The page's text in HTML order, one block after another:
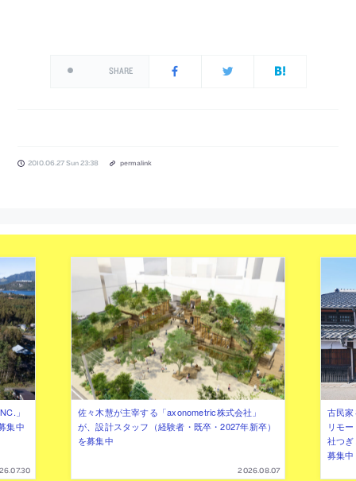
SHARE
2010.06.27 Sun 23:38 permalink
」
集中
佐々木慧が主宰する「axonometric株式会社」
が、設計スタッフ（経験者・既卒・2027年新卒）
を募集中
2026.08.07
古民
リモ
社つ
募集中